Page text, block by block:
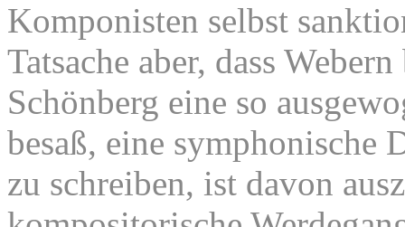
Komponisten selbst
Tatsache aber, dass
Schönberg eine so
besaß, eine symphonische
zu schreiben, ist davon